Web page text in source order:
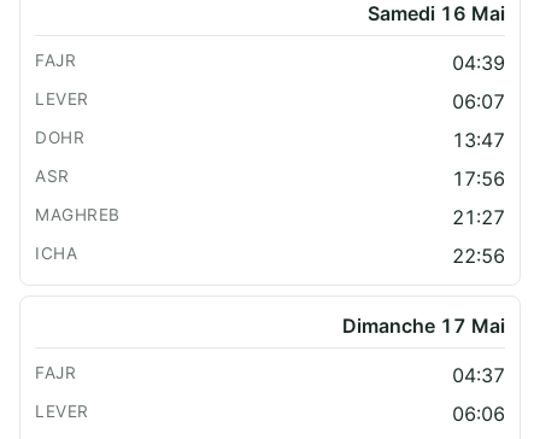
Samedi 16 Mai
04:39
06:07
13:47
17:56
21:27
22:56
Dimanche 17 Mai
04:37
06:06